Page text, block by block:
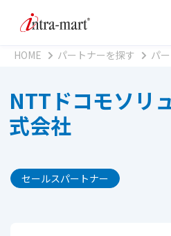
HOME パートナーを探す パ
NTTドコモソリ
式会社
セールスパートナー